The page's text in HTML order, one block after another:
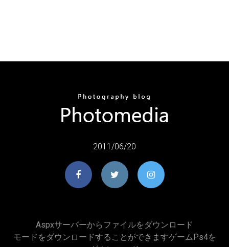
2011/06/20
Aspxサーバーからファイルをダウンロード
モードをダウンロードすることができますゲームps4を